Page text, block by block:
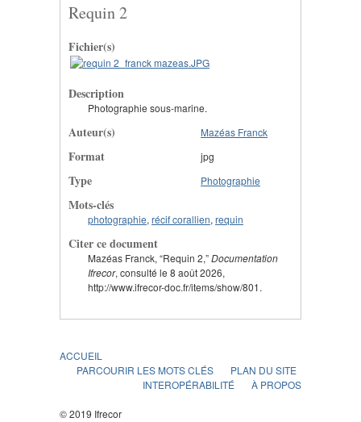
Requin 2
Fichier(s)
Description
Photographie sous-marine.
Auteur(s) Mazéas Franck
Format jpg
Type Photographie
Mots-clés
photographie, récif corallien, requin
Citer ce document
Mazéas Franck, “Requin 2,”Documentation
Ifrecor, consulté le 8 août 2026,
http://www.ifrecor-doc.fr/items/show/801.
ACCUEIL
PARCOURIR LES MOTS CLÉS
PLAN DU SITE
INTEROPÉRABILITÉ
À PROPOS
© 2019 Ifrecor